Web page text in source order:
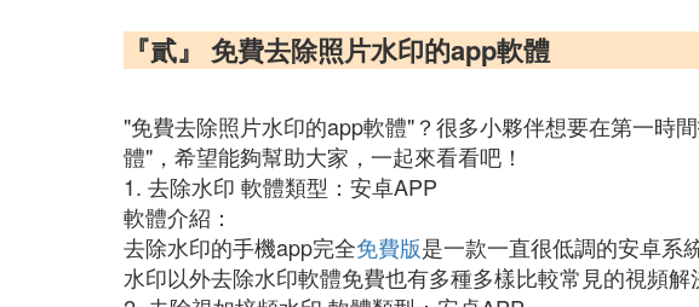
『貳』 免費去除照片水印的app軟體
"免費去除照片水印的app軟體"？很多小夥伴想要在第一時
體"，希望能夠幫助大家，一起來看看吧！
1. 去除水印 軟體類型：安卓APP
軟體介紹：
去除水印的手機app完全免費版是一款一直很低調的安卓系
水印以外去除水印軟體免費也有多種多樣比較常見的視頻解